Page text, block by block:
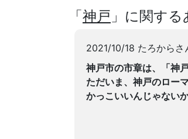
「神戸 」に関す
2021/10/18 たろからさ
神戸市の市章は、「神
ただいま、神戸のロー
かっこいいんじゃない